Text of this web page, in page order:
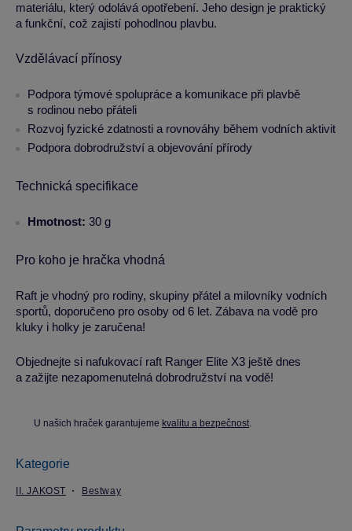
materiálu, který odolává opotřebení. Jeho design je praktický
a funkční, což zajistí pohodlnou plavbu.
Vzdělávací přínosy
Podpora týmové spolupráce a komunikace při plavbě
s rodinou nebo přáteli
Rozvoj fyzické zdatnosti a rovnováhy během vodních aktivit
Podpora dobrodružství a objevování přírody
Technická specifikace
Hmotnost: 30 g
Pro koho je hračka vhodná
Raft je vhodný pro rodiny, skupiny přátel a milovníky vodních
sportů, doporučeno pro osoby od 6 let. Zábava na vodě pro
kluky i holky je zaručena!
Objednejte si nafukovací raft Ranger Elite X3 ještě dnes
a zažijte nezapomenutelná dobrodružství na vodě!
U našich hraček garantujeme kvalitu a bezpečnost.
Kategorie
II. JAKOST Bestway